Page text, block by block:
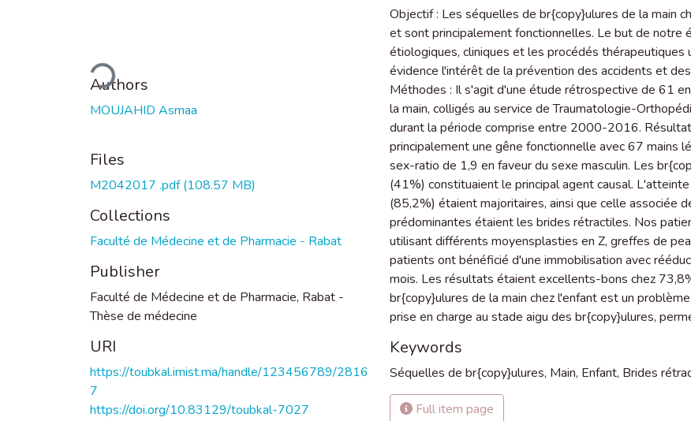
Loading...
Authors
MOUJAHID Asmaa
Files
M2042017 .pdf(108.57 MB)
Collections
Faculté de Médecine et de Pharmacie - Rabat
Publisher
Faculté de Médecine et de Pharmacie, Rabat -
Thèse de médecine
URI
https://toubkal.imist.ma/handle/123456789/2816
7
https://doi.org/10.83129/toubkal-7027
Objectif : Les séquelles de br{copy}ulures de la main
et sont principalement fonctionnelles. Le but de
étiologiques, cliniques et les procédés
évidence l'intérêt de la prévention des accidents et
Méthodes : Il s'agit d'une étude rétrospective de 61
la main, colligés au service de Traumatologie-
durant la période comprise entre 2000-2016.
principalement une gêne fonctionnelle avec 67 mains
sex-ratio de 1,9 en faveur du sexe masculin. Les
(41%) constituaient le principal agent causal.
(85,2%) étaient majoritaires, ainsi que celle associée
prédominantes étaient les brides rétractiles. Nos
utilisant différents moyensplasties en Z, greffes de
patients ont bénéficié d'une immobilisation avec
mois. Les résultats étaient excellents-bons chez
br{copy}ulures de la main chez l'enfant est un
prise en charge au stade aigu des br{copy}ulures,
Keywords
Séquelles de br{copy}ulures, Main, Enfant, Brides
Full item page